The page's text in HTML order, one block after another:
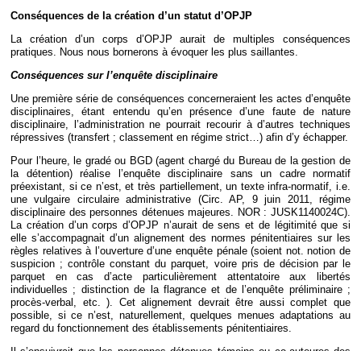
Conséquences de la création d’un statut d’OPJP
La création d’un corps d’OPJP aurait de multiples conséquences
pratiques. Nous nous bornerons à évoquer les plus saillantes.
Conséquences sur l’enquête disciplinaire
Une première série de conséquences concerneraient les actes d’enquête
disciplinaires, étant entendu qu’en présence d’une faute de nature
disciplinaire, l’administration ne pourrait recourir à d’autres techniques
répressives (transfert ; classement en régime strict…) afin d’y échapper.
Pour l’heure, le gradé ou BGD (agent chargé du Bureau de la gestion de
la détention) réalise l’enquête disciplinaire sans un cadre normatif
préexistant, si ce n’est, et très partiellement, un texte infra-normatif, i.e.
une vulgaire circulaire administrative (Circ. AP, 9 juin 2011, régime
disciplinaire des personnes détenues majeures. NOR : JUSK1140024C).
La création d’un corps d’OPJP n’aurait de sens et de légitimité que si
elle s’accompagnait d’un alignement des normes pénitentiaires sur les
règles relatives à l’ouverture d’une enquête pénale (soient not. notion de
suspicion ; contrôle constant du parquet, voire pris de décision par le
parquet en cas d’acte particulièrement attentatoire aux libertés
individuelles ; distinction de la flagrance et de l’enquête préliminaire ;
procès-verbal, etc. ). Cet alignement devrait être aussi complet que
possible, si ce n’est, naturellement, quelques menues adaptations au
regard du fonctionnement des établissements pénitentiaires.